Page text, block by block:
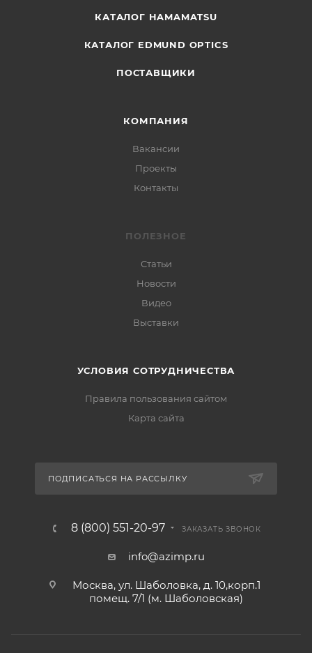
КАТАЛОГ HAMAMATSU
КАТАЛОГ EDMUND OPTICS
ПОСТАВЩИКИ
КОМПАНИЯ
Вакансии
Проекты
Контакты
ПОЛЕЗНОЕ
Статьи
Новости
Видео
Выставки
УСЛОВИЯ СОТРУДНИЧЕСТВА
Правила пользования сайтом
Карта сайта
ПОДПИСАТЬСЯ НА РАССЫЛКУ
8 (800) 551-20-97 ЗАКАЗАТЬ ЗВОНОК
info@azimp.ru
Москва, ул. Шаболовка, д. 10,корп.1
помещ. 7/1 (м. Шаболовская)